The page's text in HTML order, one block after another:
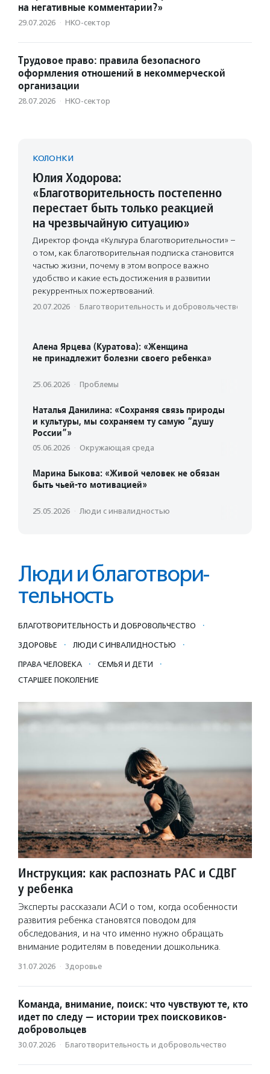
на негативные комментарии?»
29.07.2026 · НКО-сектор
Трудовое право: правила безопасного
оформления отношений в некоммерческой
организации
28.07.2026 · НКО-сектор
КОЛОНКИ
Юлия Ходорова:
«Благотворительность постепенно
перестает быть только реакцией
на чрезвычайную ситуацию»
Директор фонда «Культура благотворительности» –
о том, как благотворительная подписка становится
частью жизни, почему в этом вопросе важно
удобство и какие есть достижения в развитии
рекуррентных пожертвований.
20.07.2026 · Благотвори­тель­ность и доброволь­чест­во
Алена Ярцева (Куратова): «Женщина
не принадлежит болезни своего ребенка»
25.06.2026 · Проблемы
Наталья Данилина: «Сохраняя связь природы
и культуры, мы сохраняем ту самую “душу
России”»
05.06.2026 · Окружающая среда
Марина Быкова: «Живой человек не обязан
быть чьей-то мотивацией»
25.05.2026 · Люди с инвалидностью
Люди и благотвори­
тель­ность
БЛАГОТВОРИ­ТЕЛЬ­НОСТЬ И ДОБРОВОЛЬ­ЧЕСТ­ВО ·
ЗДОРОВЬЕ · ЛЮДИ С ИНВАЛИДНОСТЬЮ ·
ПРАВА ЧЕЛОВЕКА · СЕМЬЯ И ДЕТИ ·
СТАРШЕЕ ПОКОЛЕНИЕ
Инструкция: как распознать РАС и СДВГ
у ребенка
Эксперты рассказали АСИ о том, когда особенности
развития ребенка становятся поводом для
обследования, и на что именно нужно обращать
внимание родителям в поведении дошкольника.
31.07.2026 · Здоровье
Команда, внимание, поиск: что чувствуют те, кто
идет по следу — истории трех поисковиков-
добровольцев
30.07.2026 · Благотвори­тель­ность и доброволь­чест­во